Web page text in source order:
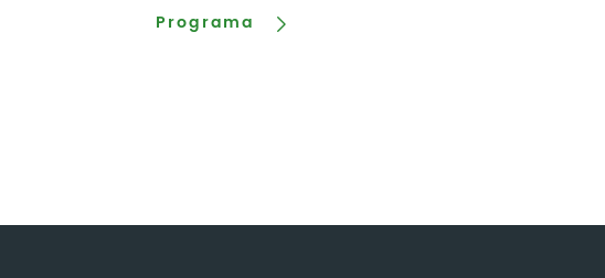
Programa